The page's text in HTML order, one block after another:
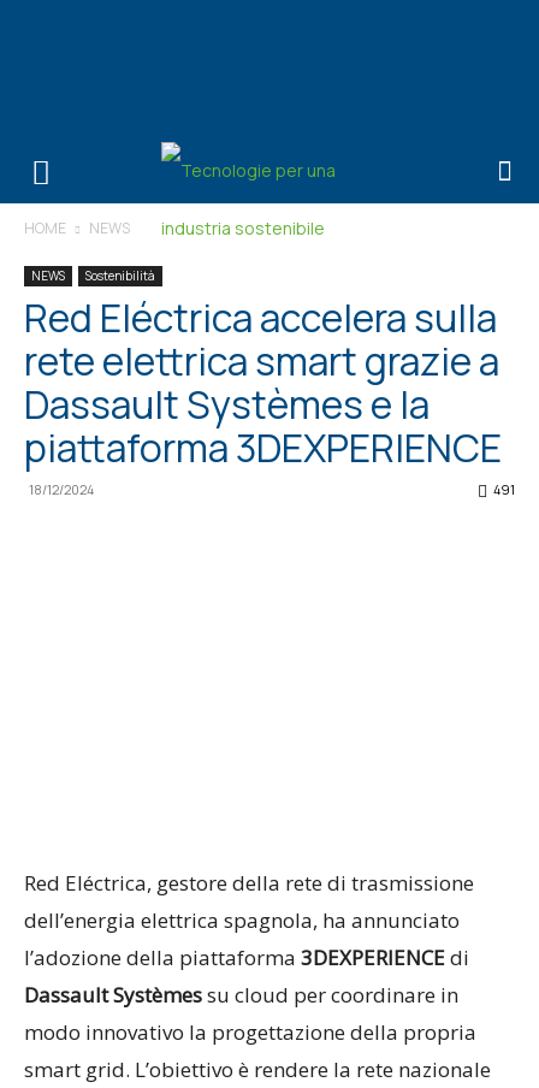
HOME NEWS
NEWS Sostenibilità
Red Eléctrica accelera sulla
rete elettrica smart grazie a
Dassault Systèmes e la
piattaforma 3DEXPERIENCE
18/12/2024 491
Red Eléctrica, gestore della rete di trasmissione
dell’energia elettrica spagnola, ha annunciato
l’adozione della piattaforma 3DEXPERIENCEdi
Dassault Systèmessu cloud per coordinare in
modo innovativo la progettazione della propria
smart grid. L’obiettivo è rendere la rete nazionale